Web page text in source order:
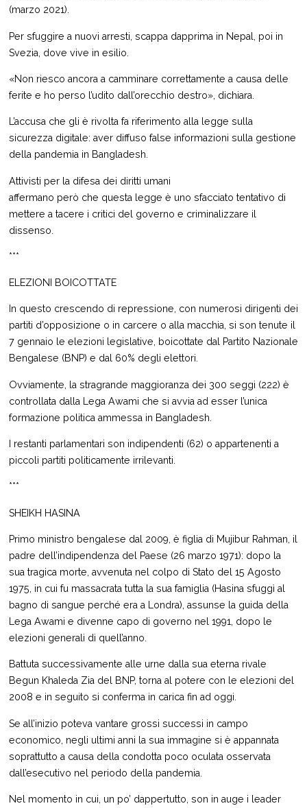
(marzo 2021).
Per sfuggire a nuovi arresti, scappa dapprima in Nepal, poi in
Svezia, dove vive in esilio.
«Non riesco ancora a camminare correttamente a causa delle
ferite e ho perso l’udito dall’orecchio destro», dichiara.
L’accusa che gli è rivolta fa riferimento alla legge sulla
sicurezza digitale: aver diffuso false informazioni sulla gestione
della pandemia in Bangladesh.
Attivisti per la difesa dei diritti umani
affermano però che questa legge è uno sfacciato tentativo di
mettere a tacere i critici del governo e criminalizzare il
dissenso.
***
ELEZIONI BOICOTTATE
In questo crescendo di repressione, con numerosi dirigenti dei
partiti d’opposizione o in carcere o alla macchia, si son tenute il
7 gennaio le elezioni legislative, boicottate dal Partito Nazionale
Bengalese (BNP) e dal 60% degli elettori.
Ovviamente, la stragrande maggioranza dei 300 seggi (222) è
controllata dalla Lega Awami che si avvia ad esser l’unica
formazione politica ammessa in Bangladesh.
I restanti parlamentari son indipendenti (62) o appartenenti a
piccoli partiti politicamente irrilevanti.
***
SHEIKH HASINA
Primo ministro bengalese dal 2009, è figlia di Mujibur Rahman, il
padre dell’indipendenza del Paese (26 marzo 1971): dopo la
sua tragica morte, avvenuta nel colpo di Stato del 15 Agosto
1975, in cui fu massacrata tutta la sua famiglia (Hasina sfuggì al
bagno di sangue perché era a Londra), assunse la guida della
Lega Awami e divenne capo di governo nel 1991, dopo le
elezioni generali di quell’anno.
Battuta successivamente alle urne dalla sua eterna rivale
Begun Khaleda Zia del BNP, torna al potere con le elezioni del
2008 e in seguito si conferma in carica fin ad oggi.
Se all’inizio poteva vantare grossi successi in campo
economico, negli ultimi anni la sua immagine si è appannata
soprattutto a causa della condotta poco oculata osservata
dall’esecutivo nel periodo della pandemia.
Nel momento in cui, un po’ dappertutto, son in auge i leader